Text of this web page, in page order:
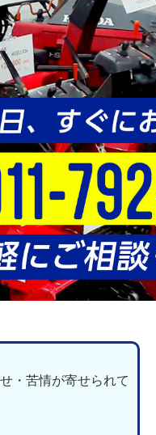
・苦情が寄せられて